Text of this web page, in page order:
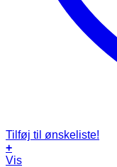
Tilføj til ønskeliste!
+
Vis